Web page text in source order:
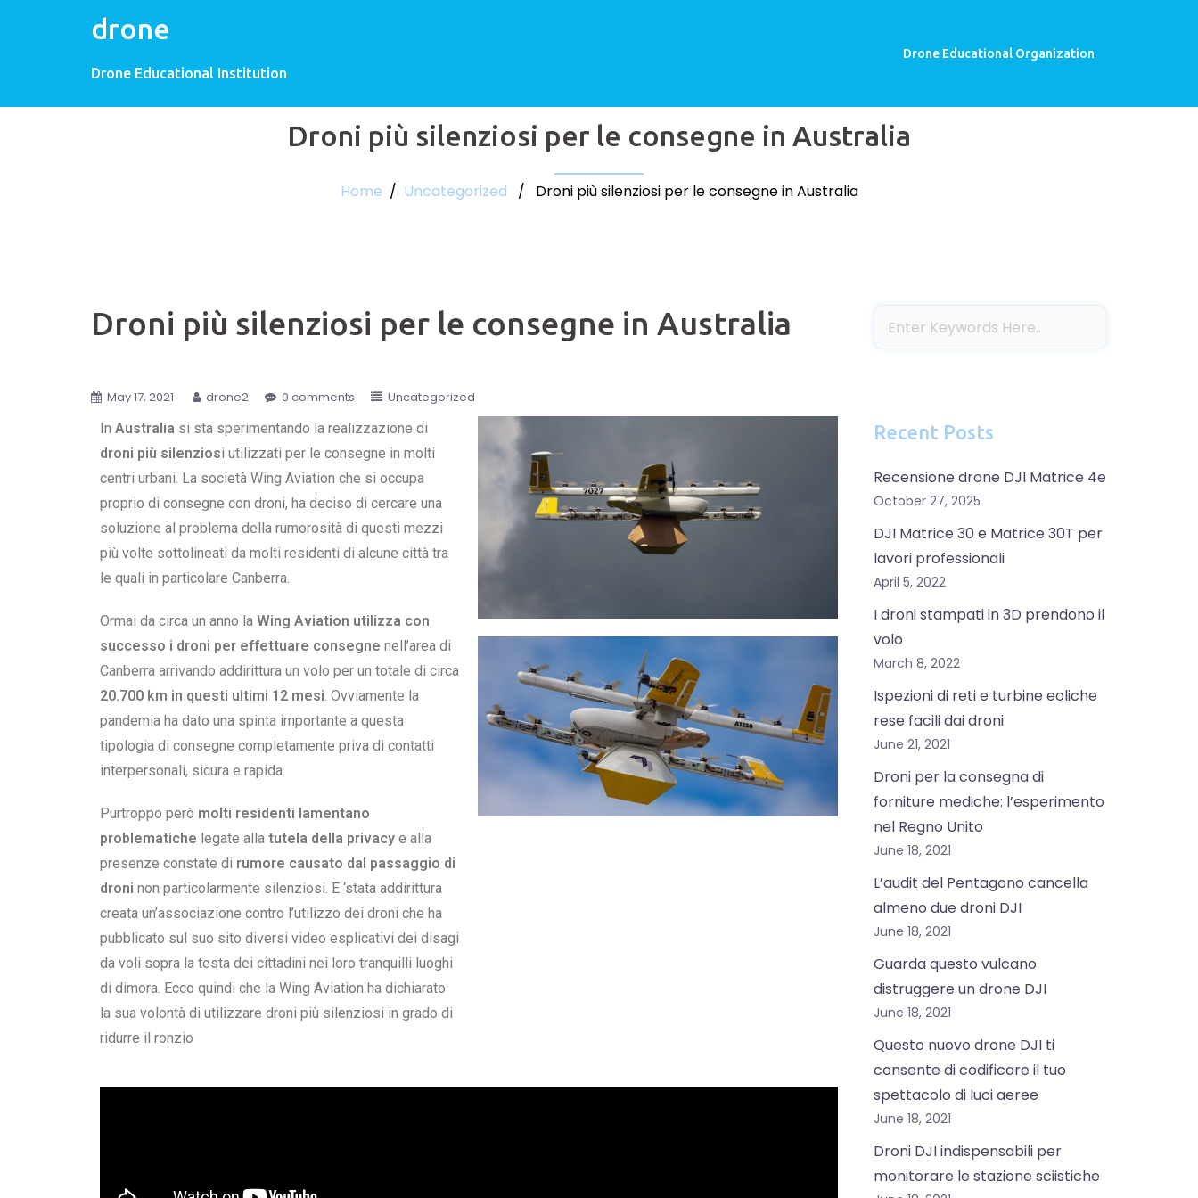
drone
Drone Educational Institution
Drone Educational Organization
Droni più silenziosi per le consegne in Australia
Home / Uncategorized / Droni più silenziosi per le consegne in Australia
Droni più silenziosi per le consegne in Australia
May 17, 2021 drone2 0 comments
Uncategorized
In Australia si sta sperimentando la realizzazione di
droni più silenziosi utilizzati per le consegne in molti
centri urbani. La società Wing Aviation che si occupa
proprio di consegne con droni, ha deciso di cercare una
soluzione al problema della rumorosità di questi mezzi
più volte sottolineati da molti residenti di alcune città tra
le quali in particolare Canberra.
Ormai da circa un anno la Wing Aviation utilizza con
successo i droni per effettuare consegne nell’area di
Canberra arrivando addirittura un volo per un totale di circa
20.700 km in questi ultimi 12 mesi. Ovviamente la
pandemia ha dato una spinta importante a questa
tipologia di consegne completamente priva di contatti
interpersonali, sicura e rapida.
Purtroppo però molti residenti lamentano
problematiche legate alla tutela della privacy e alla
presenze constate di rumore causato dal passaggio di
droni non particolarmente silenziosi. E ‘stata addirittura
creata un’associazione contro l’utilizzo dei droni che ha
pubblicato sul suo sito diversi video esplicativi dei disagi
da voli sopra la testa dei cittadini nei loro tranquilli luoghi
di dimora. Ecco quindi che la Wing Aviation ha dichiarato
la sua volontà di utilizzare droni più silenziosi in grado di
ridurre il ronzio
Recent Posts
Recensione drone DJI Matrice 4e
October 27, 2025
DJI Matrice 30 e Matrice 30T per
lavori professionali
April 5, 2022
I droni stampati in 3D prendono il
volo
March 8, 2022
Ispezioni di reti e turbine eoliche
rese facili dai droni
June 21, 2021
Droni per la consegna di
forniture mediche: l’esperimento
nel Regno Unito
June 18, 2021
L’audit del Pentagono cancella
almeno due droni DJI
June 18, 2021
Guarda questo vulcano
distruggere un drone DJI
June 18, 2021
Questo nuovo drone DJI ti
consente di codificare il tuo
spettacolo di luci aeree
June 18, 2021
Droni DJI indispensabili per
monitorare le stazione sciistiche